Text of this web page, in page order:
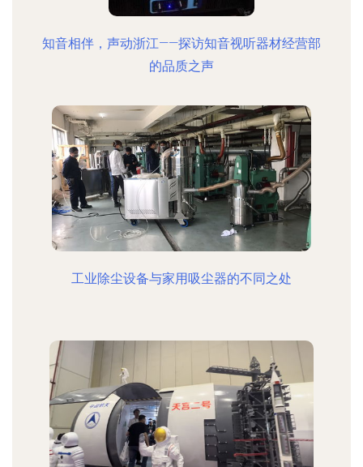
知音相伴，声动浙江——探访知音视听器材经营部
的品质之声
工业除尘设备与家用吸尘器的不同之处